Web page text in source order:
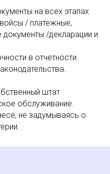
на всех этапах
/ платежные,
документы /декларации и
в отчетности.
штат
обслуживание.
не задумываясь о